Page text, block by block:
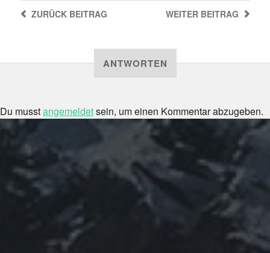
WEITER BEITRAG
ZURÜCKBEITRAG
ANTWORTEN
Du musstangemeldetsein, um einen Kommentar abzugeben.